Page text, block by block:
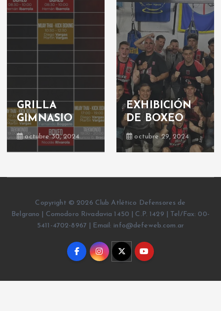
GRILLA
GIMNASIO
octubre 30, 2024
EXHIBICIÓN
DE BOXEO
octubre 29, 2024
Copyright © 2026 Club Atlético Defensores de
Belgrano | Comodoro Rivadavia 1450 | C.P. 1429 | Tel/Fax: 00-
5411-4702-8967 | Email: info@defeweb.com.ar